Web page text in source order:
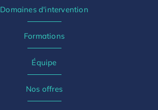
Domaines d'intervention
Formations
Équipe
Nos offres